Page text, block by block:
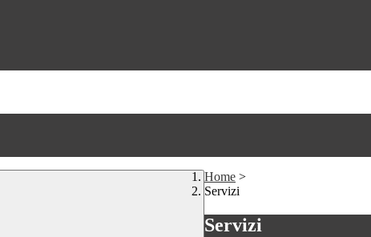
Home >
Servizi
Servizi